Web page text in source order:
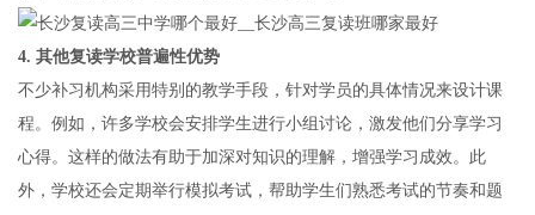
4.其他复读学校普遍性优势
不少补习机构采用特别的教学手段，针对学员的具体情况来设计课
程。例如，许多学校会安排学生进行小组讨论，激发他们分享学习
心得。这样的做法有助于加深对知识的理解，增强学习成效。此
外，学校还会定期举行模拟考试，帮助学生们熟悉考试的节奏和题